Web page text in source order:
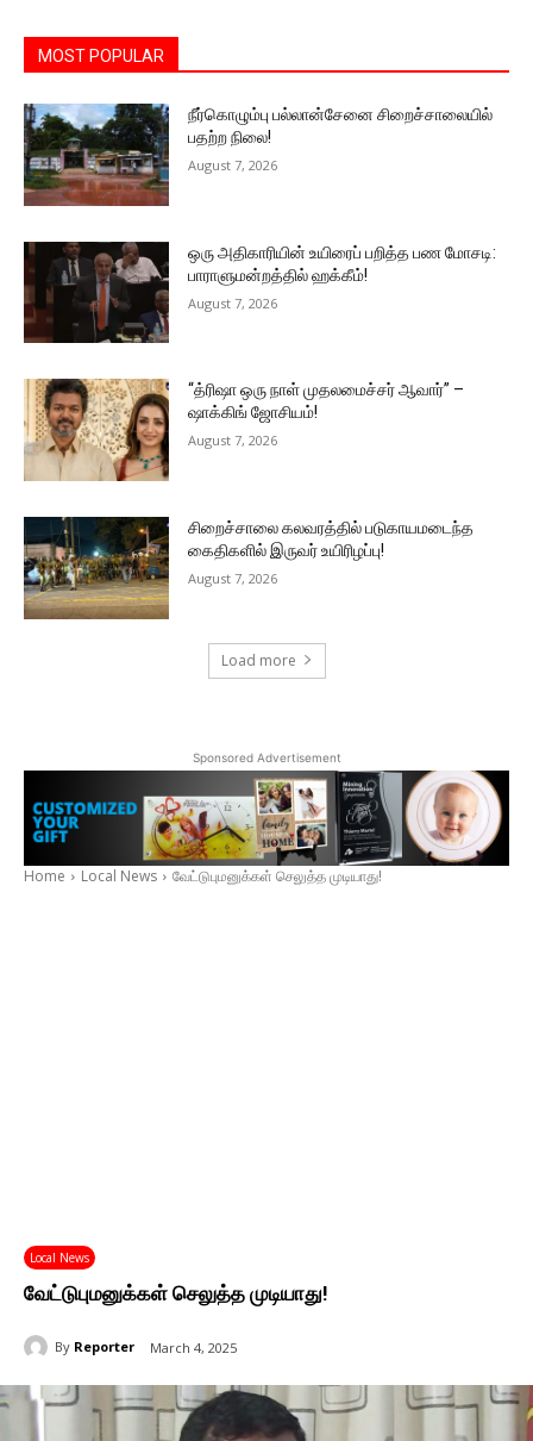
MOST POPULAR
நீர்கொழும்பு பல்லான்சேனை சிறைச்சாலையில்
பதற்ற நிலை!
August 7, 2026
ஒரு அதிகாரியின் உயிரைப் பறித்த பண மோசடி:
பாராளுமன்றத்தில் ஹக்கீம்!
August 7, 2026
“த்ரிஷா ஒரு நாள் முதலமைச்சர் ஆவார்” –
ஷாக்கிங் ஜோசியம்!
August 7, 2026
சிறைச்சாலை கலவரத்தில் படுகாயமடைந்த
கைதிகளில் இருவர் உயிரிழப்பு!
August 7, 2026
Load more